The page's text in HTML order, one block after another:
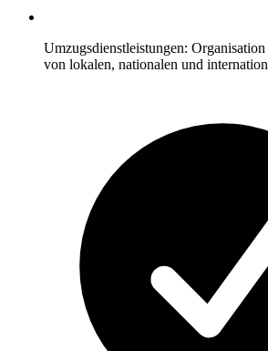
Umzugsdienstleistungen:
von lokalen, nationalen und